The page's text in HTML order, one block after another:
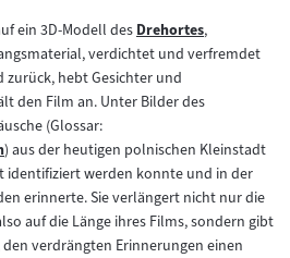
ein 3D-Modell desZum
Inhalt:
Drehortes,
verdichtet und verfremdet
hebt Gesichter und
den Film an. Unter Bilder des
(Glossar:
) aus der heutigen polnischen Kleinstadt
identifiziert werden konnte und in der
erinnerte. Sie verlängert nicht nur die
auf die Länge ihres Films, sondern gibt
verdrängten Erinnerungen einen